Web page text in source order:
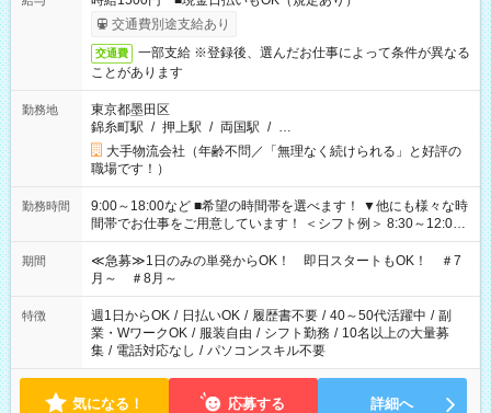
交通費別途支給あり
交通費
一部支給 ※登録後、選んだお仕事によって条件が異なる
ことがあります
勤務地
東京都墨田区
錦糸町駅 / 押上駅 / 両国駅 / …
大手物流会社（年齢不問／「無理なく続けられる」と好評の
職場です！）
勤務時間
9:00～18:00など ■希望の時間帯を選べます！ ▼他にも様々な時
間帯でお仕事をご用意しています！ ＜シフト例＞ 8:30～12:00
17:00～22:00 13:00～22:00 22:00～翌6:00 など
期間
≪急募≫1日のみの単発からOK！ 即日スタートもOK！ ＃7
月～ ＃8月～
特徴 週1日からOK / 日払いOK / 履歴書不要 / 40～50代活躍中 / 副
業・WワークOK / 服装自由 / シフト勤務 / 10名以上の大量募
集 / 電話対応なし / パソコンスキル不要
気になる！ 応募する 詳細へ